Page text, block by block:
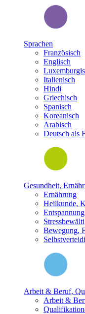
Sprachen
Französisch
Englisch
Italienisch
Hindi
Griechisch
Spanisch
Koreanisch
Arabisch
Deutsch als
Gesundheit,
Ernährung
Heilkunde,
Bewegung,
Arbeit & Beruf,
Arbeit &